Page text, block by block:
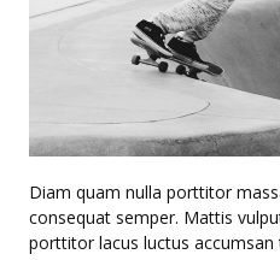
Diam quam nulla porttitor
consequat semper. Mattis
porttitor lacus luctus